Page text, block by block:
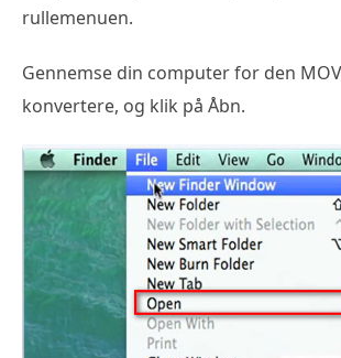
rullemenuen.
Gennemse din computer for den
konvertere, og klik på Åbn.